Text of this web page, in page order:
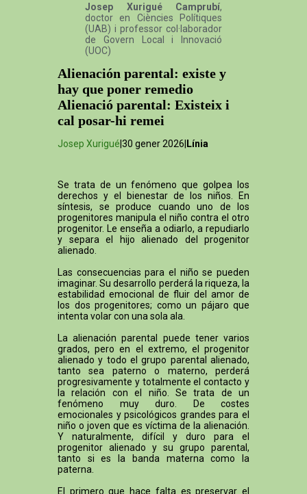
Josep Xurigué Camprubí,
doctor en Ciències Polítiques
(UAB) i professor col·laborador
de Govern Local i Innovació
(UOC)
Alienación parental: existe y
hay que poner remedio
Alienació parental: Existeix i
cal posar-hi remei
Josep Xurigué |30 gener 2026| Línia
Se trata de un fenómeno que golpea los
derechos y el bienestar de los niños. En
síntesis, se produce cuando uno de los
progenitores manipula el niño contra el otro
progenitor. Le enseña a odiarlo, a repudiarlo
y separa el hijo alienado del progenitor
alienado.
Las consecuencias para el niño se pueden
imaginar. Su desarrollo perderá la riqueza, la
estabilidad emocional de fluir del amor de
los dos progenitores; como un pájaro que
intenta volar con una sola ala.
La alienación parental puede tener varios
grados, pero en el extremo, el progenitor
alienado y todo el grupo parental alienado,
tanto sea paterno o materno, perderá
progresivamente y totalmente el contacto y
la relación con el niño. Se trata de un
fenómeno muy duro. De costes
emocionales y psicológicos grandes para el
niño o joven que es víctima de la alienación.
Y naturalmente, difícil y duro para el
progenitor alienado y su grupo parental,
tanto si es la banda materna como la
paterna.
El primero que hace falta es preservar el